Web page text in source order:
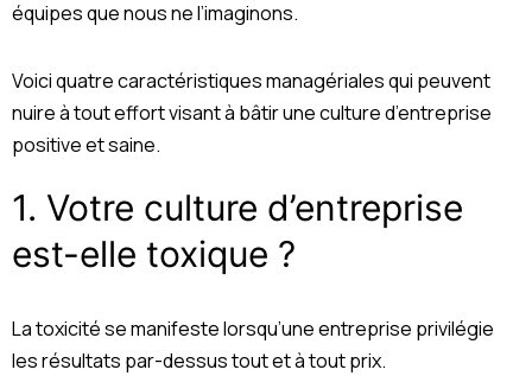
équipes que nous ne l’imaginons.
Voici quatre caractéristiques managériales qui peuvent
nuire à tout effort visant à bâtir une culture d’entreprise
positive et saine.
1. Votre culture d’entreprise
est-elle toxique ?
La toxicité se manifeste lorsqu’une entreprise privilégie
les résultats par-dessus tout et à tout prix.